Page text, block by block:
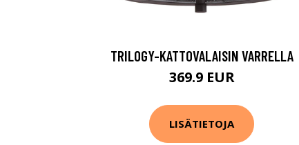
TRILOGY-KATTOVALAISIN VARRELLA
369.9 EUR
LISÄTIETOJA